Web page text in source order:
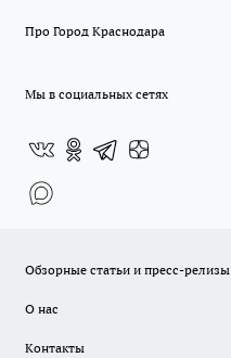
Про Город Краснодара
Мы в социальных сетях
Обзорные статьи и пресс-релизы
О нас
Контакты